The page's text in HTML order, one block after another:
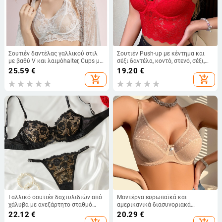
Σουτιέν δαντέλας γαλλικού στιλ
με βαθύ V και λαιμόhalter, Cups με
σχέδιο «αυτιά λαγού», χωρίς
σύρμα, ανύψωση και διαμόρφωση
25.59 €
add_shopping_cart
Σουτιέν Push-up με κέντημα και
σέξι δαντέλα, κοντό, στενό, σέξι,
γαλλικό εσώρουχο
19.20 €
add_shopping_cart
Γαλλικό σουτιέν δαχτυλιδιών από
χάλυβα με ανεξάρτητο σταθμό
έκρηξης δαντέλας σουτιέν
κοστούμι Ευρώπη και Ηνωμένες
22.12 €
Μοντέρνα ευρωπαϊκά και
αμερικανικά διασυνοριακά
εσώρουχα με κυματιστό σημείο,
σέξι γαλλικό σουτιέν, λεπτό, άνετο,
20.29 €